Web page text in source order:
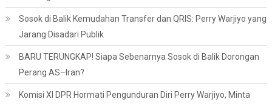
Sosok di Balik Kemudahan Transfer dan QRIS: Perry Warjiyo yang
Jarang Disadari Publik
BARU TERUNGKAP! Siapa Sebenarnya Sosok di Balik Dorongan
Perang AS–Iran?
Komisi XI DPR Hormati Pengunduran Diri Perry Warjiyo, Minta